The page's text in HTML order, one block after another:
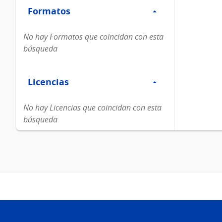
Formatos
Formatos
No hay Formatos que coincidan con esta
búsqueda
Licencias
Licencias
No hay Licencias que coincidan con esta
búsqueda